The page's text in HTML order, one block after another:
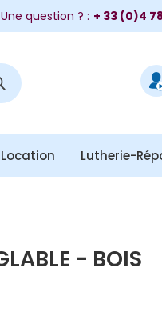
Une question ? : + 33 (0)4
Location Lutherie-
- BOIS